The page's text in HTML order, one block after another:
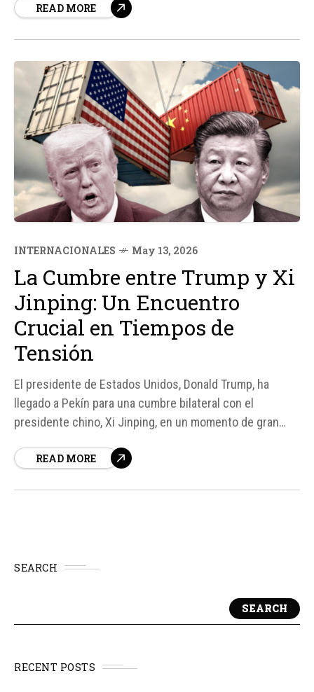
Lockheed Martin, será instalado entre julio y septiembre
READ MORE
INTERNACIONALES May 13, 2026
La Cumbre entre Trump y Xi
Jinping: Un Encuentro
Crucial en Tiempos de
Tensión
El presidente de Estados Unidos, Donald Trump, ha
llegado a Pekín para una cumbre bilateral con el
presidente chino, Xi Jinping, en un momento de gran
La visita de Trump está marcada por la disputa
READ MORE
SEARCH
SEARCH
RECENT POSTS